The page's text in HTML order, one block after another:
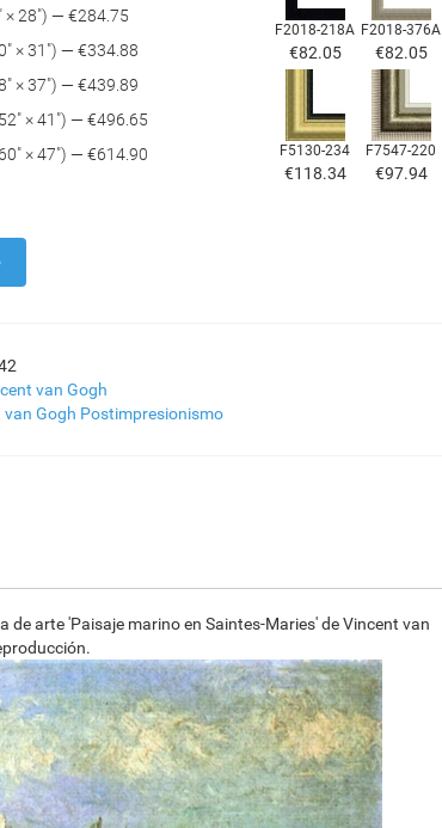
× 28") — €284.75
× 31") — €334.88
× 37") — €439.89
× 41") — €496.65
× 47") — €614.90
F2018-218A
€82.05
F2018-376A
€82.05
F5130-234
€118.34
F7547-220
€97.94
F2833-204
€97.83
van Gogh
van Gogh Postimpresionismo
arte 'Paisaje marino en Saintes-Maries' de Vincent van